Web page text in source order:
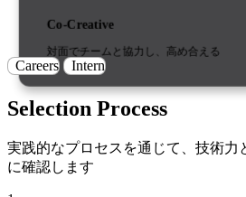
Co-Creative
対面でチームと協力し、高め合える
Careers Intern
Selection Process
実践的なプロセスを通じて、技術力
に確認します